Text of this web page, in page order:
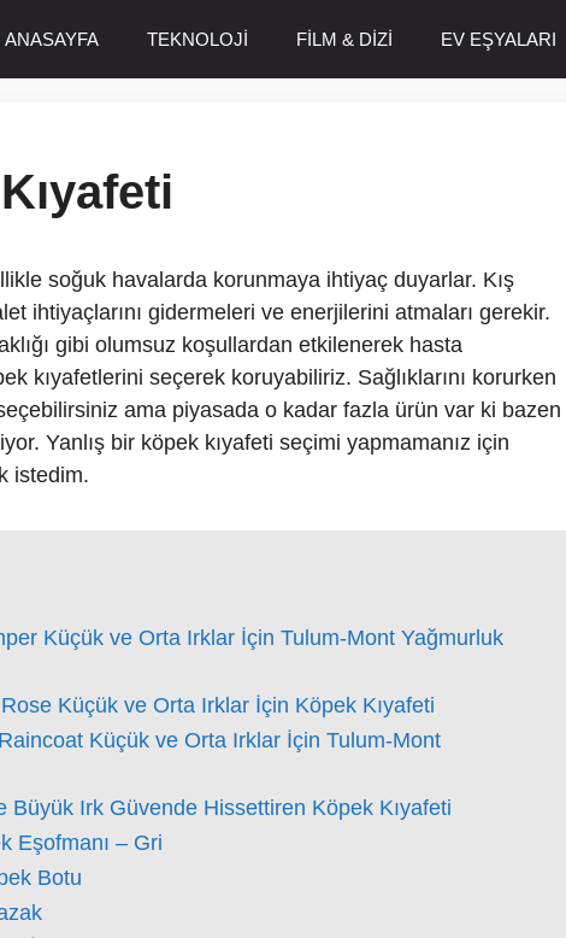
ANASAYFA TEKNOLOJİ FİLM & DİZİ EV EŞYALARI
soğuk havalarda korunmaya ihtiyaç duyarlar. Kış
ihtiyaçlarını gidermeleri ve enerjilerini atmaları gerekir.
gibi olumsuz koşullardan etkilenerek hasta
kıyafetlerini seçerek koruyabiliriz. Sağlıklarını korurken
ama piyasada o kadar fazla ürün var ki bazen
Yanlış bir köpek kıyafeti seçimi yapmamanız için
istedim.
Küçük ve Orta Irklar İçin Tulum-Mont Yağmurluk
Küçük ve Orta Irklar İçin Köpek Kıyafeti
Küçük ve Orta Irklar İçin Tulum-Mont
Büyük Irk Güvende Hissettiren Köpek Kıyafeti
Eşofmanı – Gri
Botu